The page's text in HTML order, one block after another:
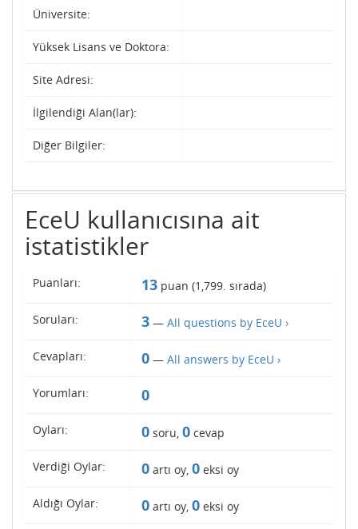
Üniversite:
Yüksek Lisans ve Doktora:
Site Adresi:
İlgilendiği Alan(lar):
Diğer Bilgiler:
EceU kullanıcısına ait
istatistikler
Puanları: 13 puan (1,799. sırada)
Soruları: 3 — All questions by EceU ›
Cevapları: 0 — All answers by EceU ›
Yorumları: 0
Oyları: 0 soru, 0 cevap
Verdiği Oylar: 0 artı oy, 0 eksi oy
Aldığı Oylar: 0 artı oy, 0 eksi oy